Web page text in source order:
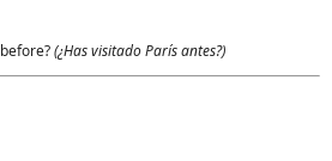
(¿Has visitado París antes?)